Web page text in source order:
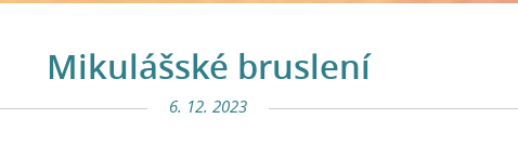
Mikulášské bruslení
6. 12. 2023